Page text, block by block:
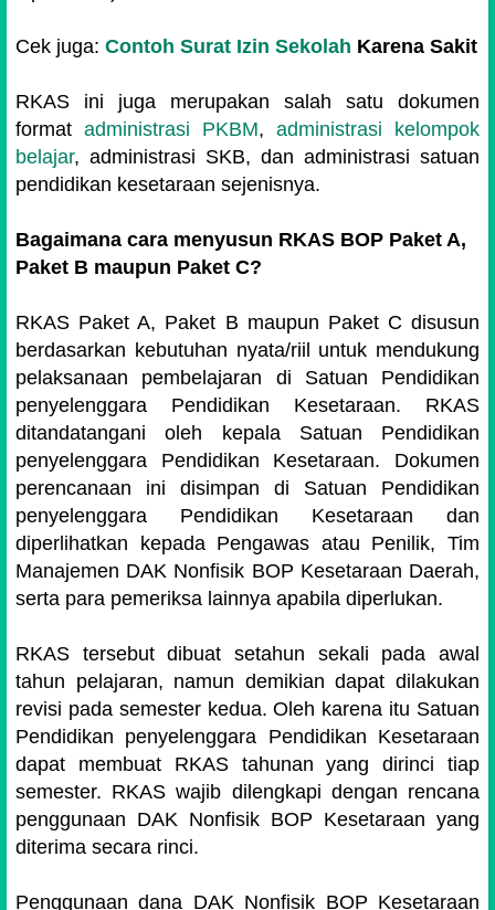
Cek juga: Contoh Surat Izin Sekolah Karena Sakit
RKAS ini juga merupakan salah satu dokumen
format administrasi PKBM, administrasi kelompok
belajar, administrasi SKB, dan administrasi satuan
pendidikan kesetaraan sejenisnya.
Bagaimana cara menyusun RKAS BOP Paket A,
Paket B maupun Paket C?
RKAS Paket A, Paket B maupun Paket C disusun
berdasarkan kebutuhan nyata/riil untuk mendukung
pelaksanaan pembelajaran di Satuan Pendidikan
penyelenggara Pendidikan Kesetaraan. RKAS
ditandatangani oleh kepala Satuan Pendidikan
penyelenggara Pendidikan Kesetaraan. Dokumen
perencanaan ini disimpan di Satuan Pendidikan
penyelenggara Pendidikan Kesetaraan dan
diperlihatkan kepada Pengawas atau Penilik, Tim
Manajemen DAK Nonfisik BOP Kesetaraan Daerah,
serta para pemeriksa lainnya apabila diperlukan.
RKAS tersebut dibuat setahun sekali pada awal
tahun pelajaran, namun demikian dapat dilakukan
revisi pada semester kedua. Oleh karena itu Satuan
Pendidikan penyelenggara Pendidikan Kesetaraan
dapat membuat RKAS tahunan yang dirinci tiap
semester. RKAS wajib dilengkapi dengan rencana
penggunaan DAK Nonfisik BOP Kesetaraan yang
diterima secara rinci.
Penggunaan dana DAK Nonfisik BOP Kesetaraan